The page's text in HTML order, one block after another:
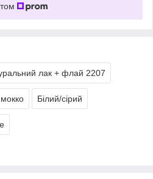
лак + флай 2207
Білий/сірий